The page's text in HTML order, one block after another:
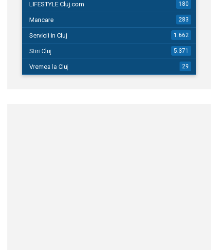
LIFESTYLE Cluj.com 180
Mancare 283
Servicii in Cluj 1.662
Stiri Cluj 5.371
Vremea la Cluj 29